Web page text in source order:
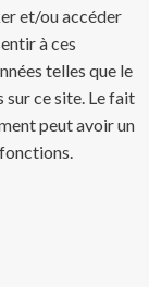
et/ou accéder
à ces
telles que le
ce site. Le fait
peut avoir un